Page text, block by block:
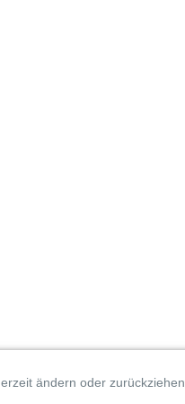
ändern oder zurückziehen.